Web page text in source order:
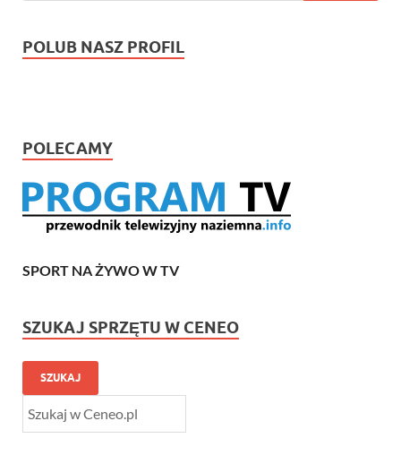
POLUB NASZ PROFIL
POLECAMY
SPORT NA ŻYWO W TV
SZUKAJ SPRZĘTU W CENEO
SZUKAJ